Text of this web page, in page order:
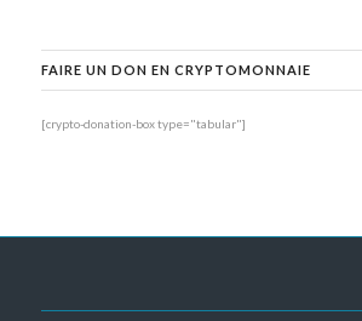
FAIRE UN DON EN CRYPTOMONNAIE
[crypto-donation-box type="tabular"]